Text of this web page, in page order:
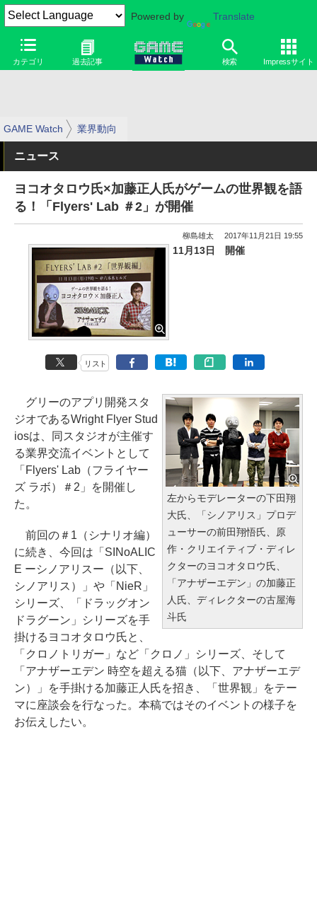
Powered by Translate
カテゴリ 過去記事 検索 Impressサイト
GAME Watch 業界動向
ニュース
ヨコオタロウ氏×加藤正人氏がゲームの世界観を語
る！「Flyers' Lab ＃2」が開催
柳島雄太 2017年11月21日 19:55
11月13日 開催
リスト
左からモデレーターの下⽥翔
⼤⽒、「シノアリス」プロデ
ューサーの前⽥翔悟⽒、原
作・クリエイティブ・ディレ
クターのヨコオタロウ⽒、
「アナザーエデン」の加藤正
⼈⽒、ディレクターの古屋海
⽃⽒
グリーのアプリ開発スタ
ジオであるWright Flyer Stud
iosは、同スタジオが主催す
る業界交流イベントとして
「Flyers' Lab（フライヤー
ズ ラボ）＃2」を開催し
た。
前回の＃1（シナリオ編）
に続き、今回は「SINoALIC
E ーシノアリスー（以下、
シノアリス）」や「NieR」
シリーズ、「ドラッグオン
ドラグーン」シリーズを手
掛けるヨコオタロウ氏と、
「クロノトリガー」など「クロノ」シリーズ、そして
「アナザーエデン 時空を超える猫（以下、アナザーエデ
ン）」を手掛ける加藤正人氏を招き、「世界観」をテー
マに座談会を行なった。本稿ではそのイベントの様子を
お伝えしたい。